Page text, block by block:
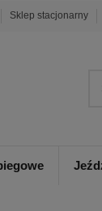
Sklep stacjonarny